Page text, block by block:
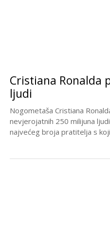
Cristiana Ronalda
ljudi
Nogometaša Cristiana
nevjerojatnih 250 milijuna
najvećeg broja pratitelja s